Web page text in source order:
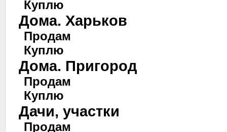
Куплю
Дома. Харьков
Продам
Куплю
Дома. Пригород
Продам
Куплю
Дачи, участки
Продам